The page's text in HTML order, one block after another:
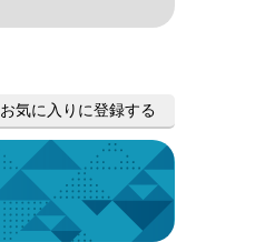
お気に入りに登録する